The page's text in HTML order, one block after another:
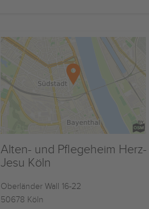
Alten- und Pflegeheim Herz-
Jesu Köln
Oberländer Wall 16-22
50678 Köln